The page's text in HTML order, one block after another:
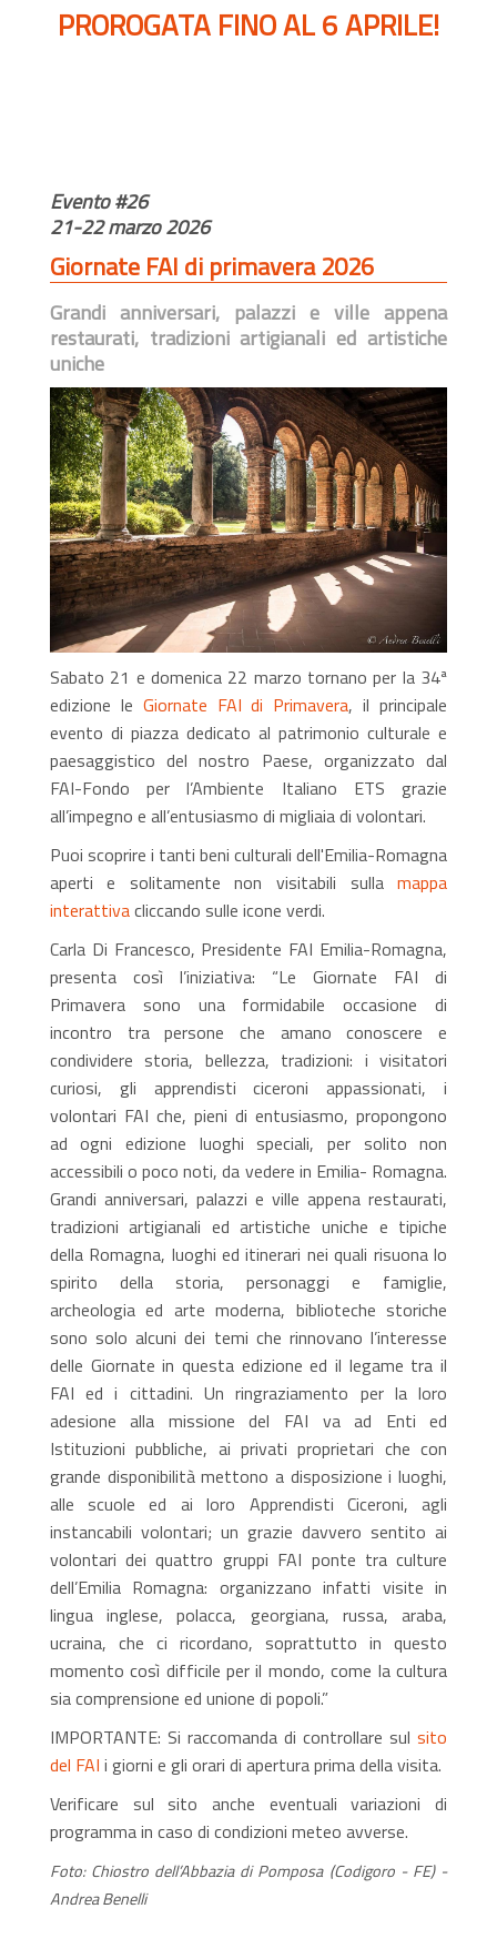
PROROGATA FINO AL 6 APRILE!
Evento #26
21-22 marzo 2026
Giornate FAI di primavera 2026
Grandi anniversari, palazzi e ville appena
restaurati, tradizioni artigianali ed artistiche
uniche
Sabato 21 e domenica 22 marzo tornano per la 34ª
edizione le Giornate FAI di Primavera, il principale
evento di piazza dedicato al patrimonio culturale e
paesaggistico del nostro Paese, organizzato dal
FAI-Fondo per l’Ambiente Italiano ETS grazie
all’impegno e all’entusiasmo di migliaia di volontari.
Puoi scoprire i tanti beni culturali dell'Emilia-Romagna
aperti e solitamente non visitabili sullamappa
interattivacliccando sulle icone verdi.
Carla Di Francesco, Presidente FAI Emilia-Romagna,
presenta così l’iniziativa: “Le Giornate FAI di
Primavera sono una formidabile occasione di
incontro tra persone che amano conoscere e
condividere storia, bellezza, tradizioni: i visitatori
curiosi, gli apprendisti ciceroni appassionati, i
volontari FAI che, pieni di entusiasmo, propongono
ad ogni edizione luoghi speciali, per solito non
accessibili o poco noti, da vedere in Emilia- Romagna.
Grandi anniversari, palazzi e ville appena restaurati,
tradizioni artigianali ed artistiche uniche e tipiche
della Romagna, luoghi ed itinerari nei quali risuona lo
spirito della storia, personaggi e famiglie,
archeologia ed arte moderna, biblioteche storiche
sono solo alcuni dei temi che rinnovano l’interesse
delle Giornate in questa edizione ed il legame tra il
FAI ed i cittadini. Un ringraziamento per la loro
adesione alla missione del FAI va ad Enti ed
Istituzioni pubbliche, ai privati proprietari che con
grande disponibilità mettono a disposizione i luoghi,
alle scuole ed ai loro Apprendisti Ciceroni, agli
instancabili volontari; un grazie davvero sentito ai
volontari dei quattro gruppi FAI ponte tra culture
dell’Emilia Romagna: organizzano infatti visite in
lingua inglese, polacca, georgiana, russa, araba,
ucraina, che ci ricordano, soprattutto in questo
momento così difficile per il mondo, come la cultura
sia comprensione ed unione di popoli.”
IMPORTANTE: Si raccomanda di controllare sulsito
del FAI i giorni e gli orari di apertura prima della visita.
Verificare sul sito anche eventuali variazioni di
programma in caso di condizioni meteo avverse.
Foto: Chiostro dell’Abbazia di Pomposa (Codigoro - FE) -
Andrea Benelli